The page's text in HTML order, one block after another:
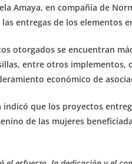
Amaya, en compañía de
entregas de los elementos
otorgados se encuentran
entre otros
económico de
indicó que los proyectos
de las mujeres